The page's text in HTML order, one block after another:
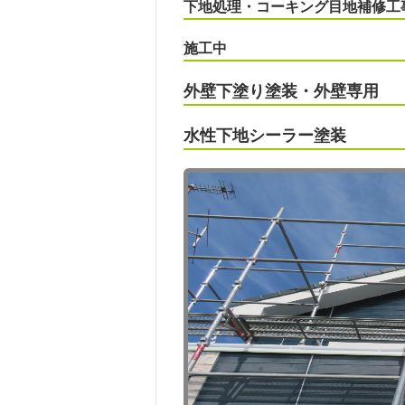
下地処理・コーキング目地補修工
施工中
外壁下塗り塗装・外壁専用
水性下地シーラー塗装